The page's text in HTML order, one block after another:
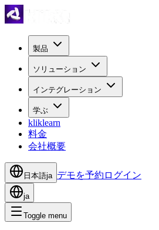
製品
ソリューション
インテグレーション
学ぶ
kliklearn
料金
会社概要
日本語ja デモを予約 ログイン
ja
Toggle menu